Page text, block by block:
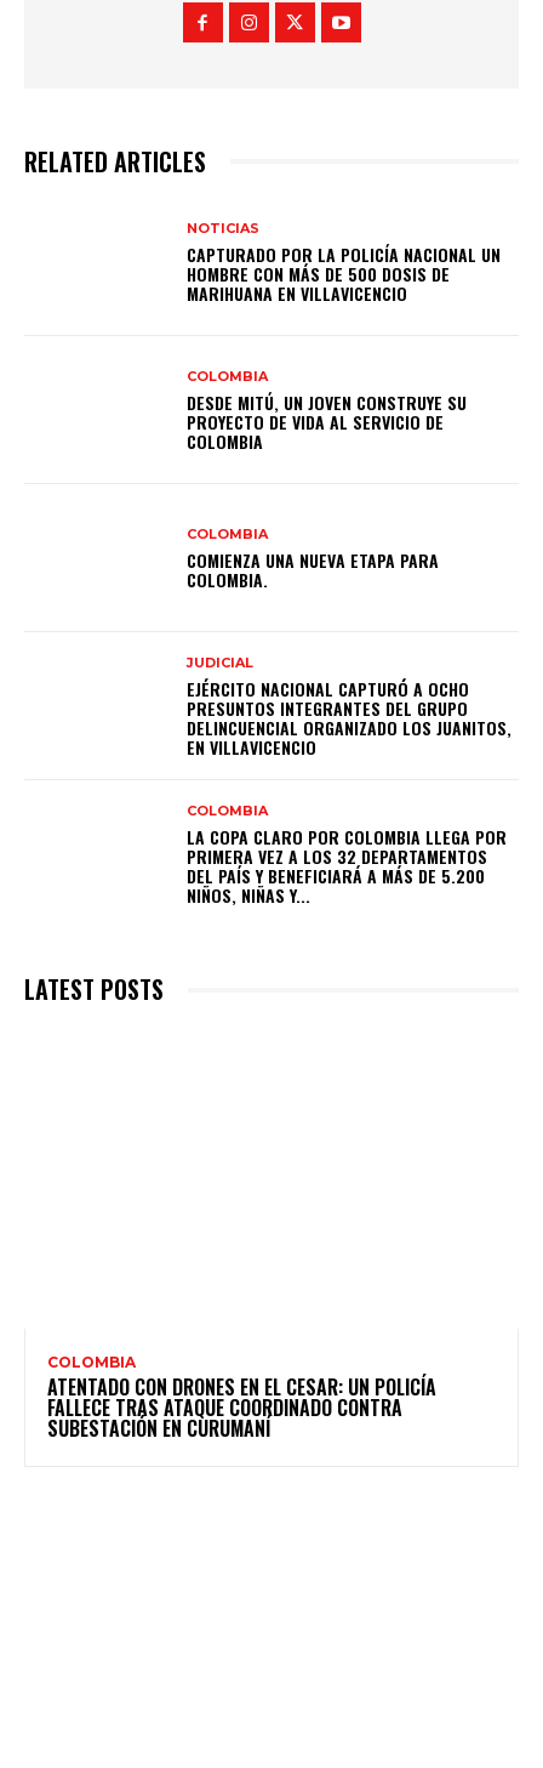
RELATED ARTICLES
NOTICIAS
CAPTURADO POR LA POLICÍA NACIONAL UN
HOMBRE CON MÁS DE 500 DOSIS DE
MARIHUANA EN VILLAVICENCIO
COLOMBIA
DESDE MITÚ, UN JOVEN CONSTRUYE SU
PROYECTO DE VIDA AL SERVICIO DE
COLOMBIA
COLOMBIA
COMIENZA UNA NUEVA ETAPA PARA
COLOMBIA.
JUDICIAL
EJÉRCITO NACIONAL CAPTURÓ A OCHO
PRESUNTOS INTEGRANTES DEL GRUPO
DELINCUENCIAL ORGANIZADO LOS JUANITOS,
EN VILLAVICENCIO
COLOMBIA
LA COPA CLARO POR COLOMBIA LLEGA POR
PRIMERA VEZ A LOS 32 DEPARTAMENTOS
DEL PAÍS Y BENEFICIARÁ A MÁS DE 5.200
NIÑOS, NIÑAS Y...
LATEST POSTS
COLOMBIA
ATENTADO CON DRONES EN EL CESAR: UN POLICÍA
FALLECE TRAS ATAQUE COORDINADO CONTRA
SUBESTACIÓN EN CURUMANÍ